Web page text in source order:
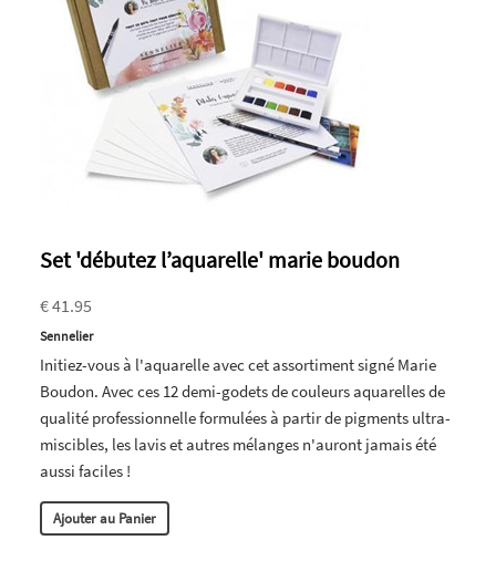
Set 'débutez l’aquarelle' marie boudon
€ 41.95
Sennelier
Initiez-vous à l'aquarelle avec cet assortiment signé Marie
Boudon. Avec ces 12 demi-godets de couleurs aquarelles de
qualité professionnelle formulées à partir de pigments ultra-
miscibles, les lavis et autres mélanges n'auront jamais été
aussi faciles !
Ajouter au Panier